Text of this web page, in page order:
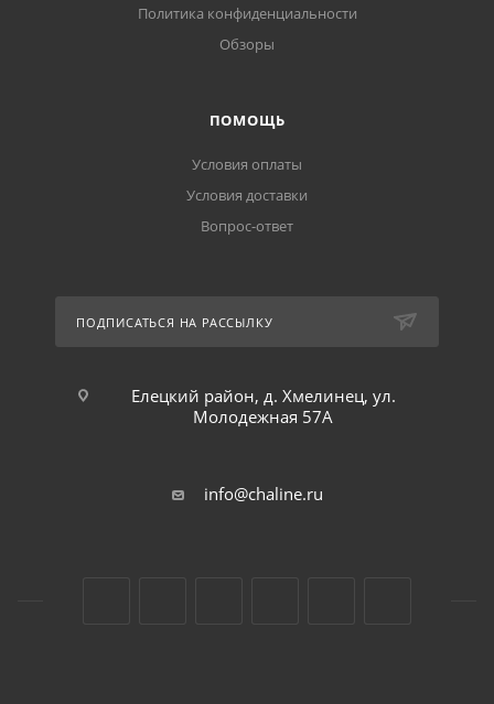
Политика конфиденциальности
Обзоры
ПОМОЩЬ
Условия оплаты
Условия доставки
Вопрос-ответ
ПОДПИСАТЬСЯ НА РАССЫЛКУ
Елецкий район, д. Хмелинец, ул.
Молодежная 57А
info@chaline.ru